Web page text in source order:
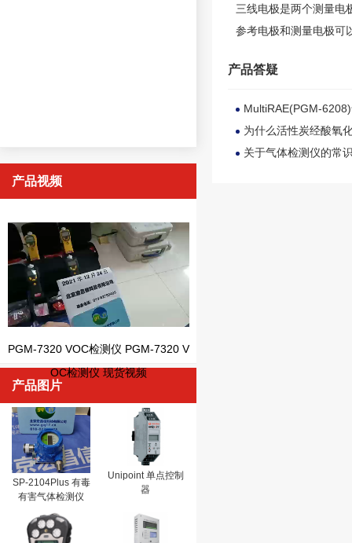
产品视频
PGM-7320 VOC检测仪 PGM-7320 V
OC检测仪 现货视频
产品图片
SP-2104Plus 有毒
有害气体检测仪
Unipoint 单点控制
器
三线电极是两个测量电
参考电极和测量电极可
产品答疑
MultiRAE(PGM-
为什么活性炭经酸氧
关于气体检测仪的常